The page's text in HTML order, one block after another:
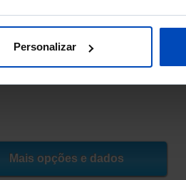
Personalizar
Mais opções e dados